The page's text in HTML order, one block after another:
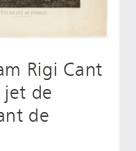
Rigi Cant
jet de
de